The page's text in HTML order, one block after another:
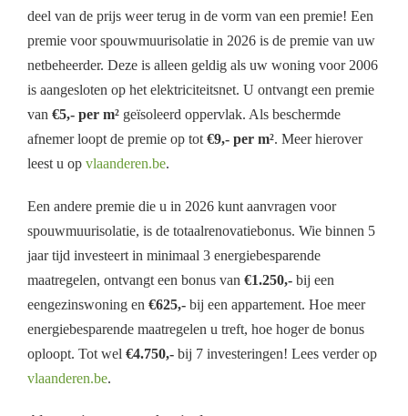
deel van de prijs weer terug in de vorm van een premie! Een
premie voor spouwmuurisolatie in 2026 is de premie van uw
netbeheerder. Deze is alleen geldig als uw woning voor 2006
is aangesloten op het elektriciteitsnet. U ontvangt een premie
van €5,- per m² geïsoleerd oppervlak. Als beschermde
afnemer loopt de premie op tot €9,- per m². Meer hierover
leest u op vlaanderen.be.
Een andere premie die u in 2026 kunt aanvragen voor
spouwmuurisolatie, is de totaalrenovatiebonus. Wie binnen 5
jaar tijd investeert in minimaal 3 energiebesparende
maatregelen, ontvangt een bonus van €1.250,- bij een
eengezinswoning en €625,- bij een appartement. Hoe meer
energiebesparende maatregelen u treft, hoe hoger de bonus
oploopt. Tot wel €4.750,- bij 7 investeringen! Lees verder op
vlaanderen.be.